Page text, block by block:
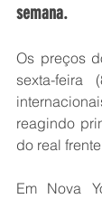
semana.
Os preços
sexta-
reagindo
do real
Em Nova